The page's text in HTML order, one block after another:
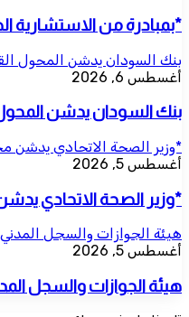
*بمبادرة من الاستشارية
بنك السودان يدشن المحول
أغسطس 6, 2026
بنك السودان يدشن
*وزير الصحة الاتحادي يدشن
أغسطس 5, 2026
*وزير الصحة الاتحادي
هيئة الجوازات والسجل
أغسطس 5, 2026
هيئة الجوازات والسجل